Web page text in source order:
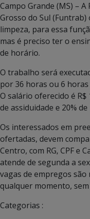
Campo Grande (MS) –
Grosso do Sul
limpeza, para essa
mas é preciso ter o
de horário.
O trabalho será
por 36 horas ou 6
O salário oferecido é R$
de assiduidade e 20%
Os interessados em
ofertadas, devem
Centro, com RG, CPF e
atende de segunda a
vagas de empregos
qualquer momento,
Categorias :